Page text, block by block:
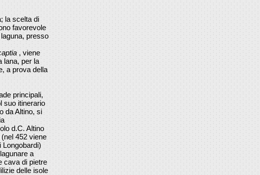
la scelta di
favorevole
presso
, viene
lana, per la
a prova della
principali,
suo itinerario
da Altino, si
d.C. Altino
452 viene
Longobardi)
a
cava di pietre
delle isole